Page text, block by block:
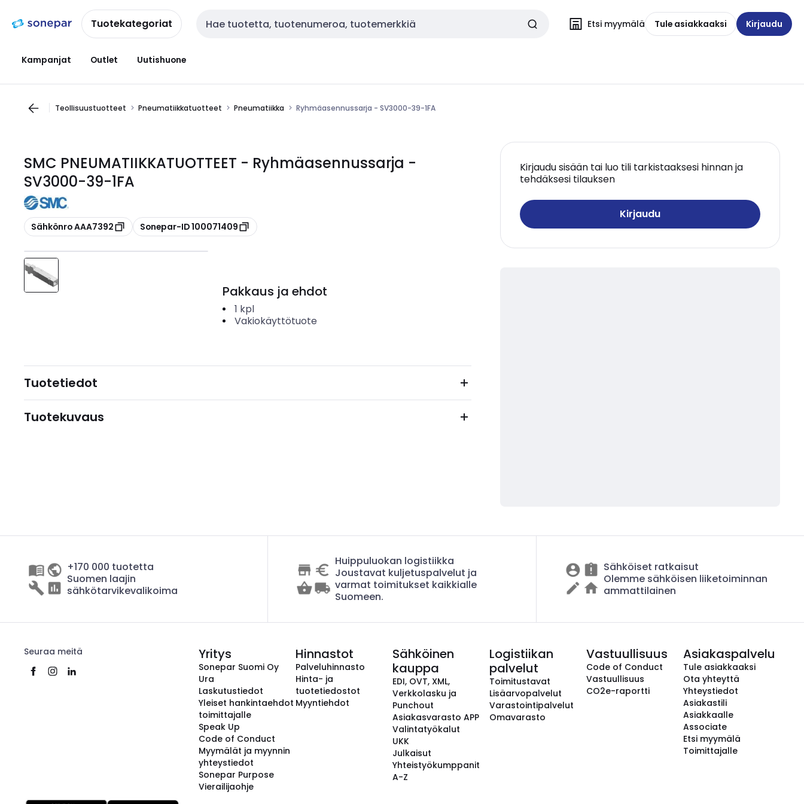
navigointiinsisältöönTuotekategoriat Haku Etsi myymälä Tule asiakkaaksi Kirjaudu
Kampanjat Outlet Uutishuone
Teollisuustuotteet Pneumatiikkatuotteet Pneumatiikka Ryhmäasennussarja - SV3000-39-1FA
SMC PNEUMATIIKKATUOTTEET - Ryhmäasennussarja -
SV3000-39-1FA
Kopioi
Sähkönro AAA7392 Kopioi
Sonepar-ID 100071409
Kirjaudu sisään tai luo tili tarkistaaksesi hinnan ja
tehdäksesi tilauksen
Kirjaudu
Pakkaus ja ehdot
1 kpl
Vakiokäyttötuote
Tuotetiedot
Tuotekuvaus
+170 000 tuotetta
Suomen laajin
sähkötarvikevalikoima
Huippuluokan logistiikka
Joustavat kuljetuspalvelut ja
varmat toimitukset kaikkialle
Suomeen.
Sähköiset ratkaisut
Olemme sähköisen liiketoiminnan
ammattilainen
Seuraa meitä Yritys
Sonepar Suomi Oy
Ura
Laskutustiedot
Yleiset hankintaehdot
toimittajalle
Speak Up
Code of Conduct
Myymälät ja myynnin
yhteystiedot
Sonepar Purpose
Vierailijaohje
Hinnastot
Palveluhinnasto
Hinta- ja
tuotetiedostot
Myyntiehdot
Sähköinen
kauppa
EDI, OVT, XML,
Verkkolasku ja
Punchout
Asiakasvarasto APP
Valintatyökalut
UKK
Julkaisut
Yhteistyökumppanit
A-Z
Logistiikan
palvelut
Toimitustavat
Lisäarvopalvelut
Varastointipalvelut
Omavarasto
Vastuullisuus
Code of Conduct
Vastuullisuus
CO2e-raportti
Asiakaspalvelu
Tule asiakkaaksi
Ota yhteyttä
Yhteystiedot
Asiakastili
Asiakkaalle
Associate
Etsi myymälä
Toimittajalle